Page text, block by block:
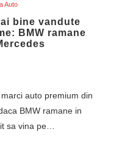
Auto
bine vandute
BMW ramane
auto premium din
BMW ramane in
sa vina pe…